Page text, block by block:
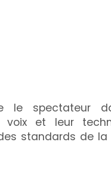
le spectateur
voix et leur
standards de la